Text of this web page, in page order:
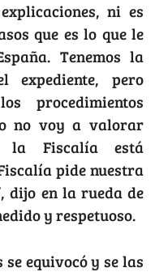
ni es
que es lo que le
Tenemos la
pero
procedimientos
no voy a valorar
la Fiscalía está
pide nuestra
dijo en la rueda de
y respetuoso.
se equivocó y se las